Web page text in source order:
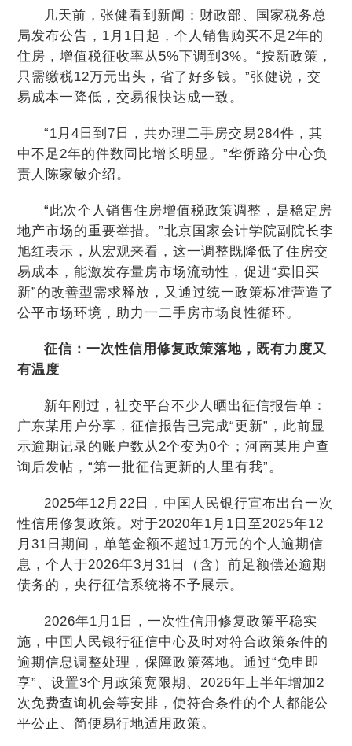
几天前，张健看到新闻：财政部、国家税务总
局发布公告，1月1日起，个人销售购买不足2年的
住房，增值税征收率从5%下调到3%。“按新政策，
只需缴税12万元出头，省了好多钱。”张健说，交
易成本一降低，交易很快达成一致。
“1月4日到7日，共办理二手房交易284件，其
中不足2年的件数同比增长明显。”华侨路分中心负
责人陈家敏介绍。
“此次个人销售住房增值税政策调整，是稳定房
地产市场的重要举措。”北京国家会计学院副院长李
旭红表示，从宏观来看，这一调整既降低了住房交
易成本，能激发存量房市场流动性，促进“卖旧买
新”的改善型需求释放，又通过统一政策标准营造了
公平市场环境，助力一二手房市场良性循环。
征信：一次性信用修复政策落地，既有力度又
有温度
新年刚过，社交平台不少人晒出征信报告单：
广东某用户分享，征信报告已完成“更新”，此前显
示逾期记录的账户数从2个变为0个；河南某用户查
询后发帖，“第一批征信更新的人里有我”。
2025年12月22日，中国人民银行宣布出台一次
性信用修复政策。对于2020年1月1日至2025年12
月31日期间，单笔金额不超过1万元的个人逾期信
息，个人于2026年3月31日（含）前足额偿还逾期
债务的，央行征信系统将不予展示。
2026年1月1日，一次性信用修复政策平稳实
施，中国人民银行征信中心及时对符合政策条件的
逾期信息调整处理，保障政策落地。通过“免申即
享”、设置3个月政策宽限期、2026年上半年增加2
次免费查询机会等安排，使符合条件的个人都能公
平公正、简便易行地适用政策。